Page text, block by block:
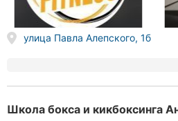
улица Павла Алепского, 1б
Школа бокса и кикбоксинга